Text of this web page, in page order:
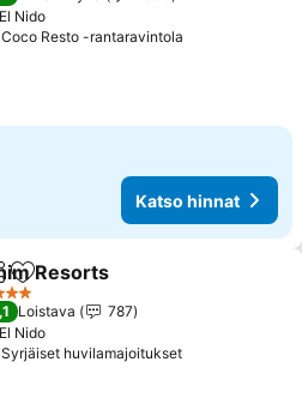
El Nido
Coco Resto -rantaravintola
Katso hinnat
Lisää suosikkeihin
Resorts
Loistava
787
El Nido
Syrjäiset huvilamajoitukset